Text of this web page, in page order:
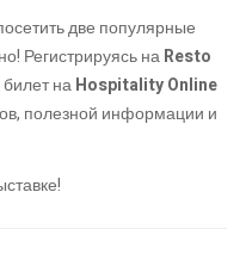
две популярные
Регистрируясь наResto
наHospitality Online
полезной информации и